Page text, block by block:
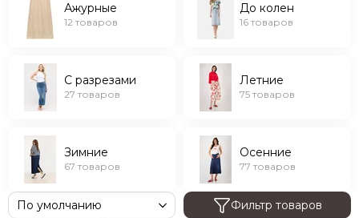
Ажурные
12 товаров
До колен
16 товаров
С разрезами
27 товаров
Летние
75 товаров
Зимние
67 товаров
Осенние
77 товаров
Фильтр товаров